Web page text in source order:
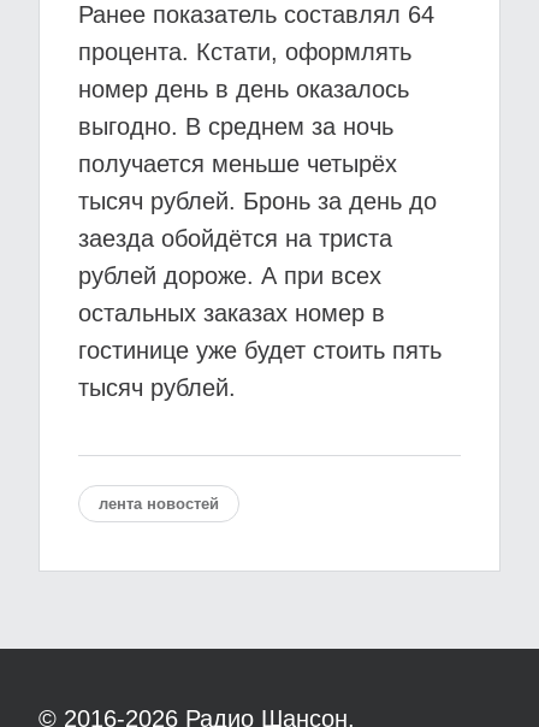
Ранее показатель составлял 64
процента. Кстати, оформлять
номер день в день оказалось
выгодно. В среднем за ночь
получается меньше четырёх
тысяч рублей. Бронь за день до
заезда обойдётся на триста
рублей дороже. А при всех
остальных заказах номер в
гостинице уже будет стоить пять
тысяч рублей.
лента новостей
© 2016-2026 Радио Шансон.